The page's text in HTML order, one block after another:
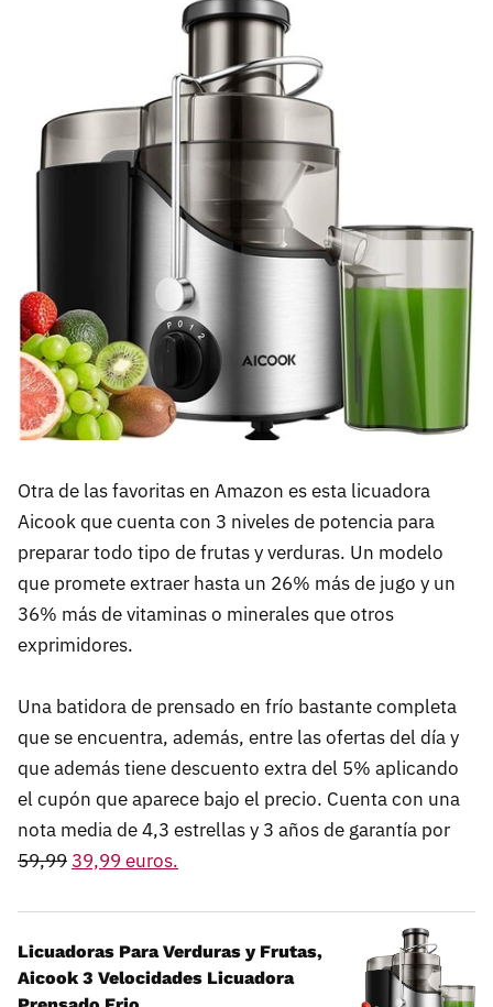
Otra de las favoritas en Amazon es esta licuadora
Aicook que cuenta con 3 niveles de potencia para
preparar todo tipo de frutas y verduras. Un modelo
que promete extraer hasta un 26% más de jugo y un
36% más de vitaminas o minerales que otros
exprimidores.
Una batidora de prensado en frío bastante completa
que se encuentra, además, entre las ofertas del día y
que además tiene descuento extra del 5% aplicando
el cupón que aparece bajo el precio. Cuenta con una
nota media de 4,3 estrellas y 3 años de garantía por
59,99 39,99 euros.
Licuadoras Para Verduras y Frutas,
Aicook 3 Velocidades Licuadora